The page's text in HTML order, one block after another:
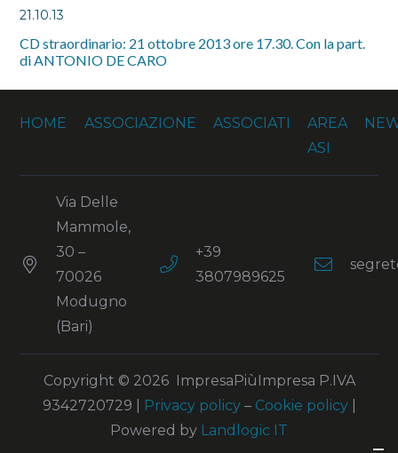
21.10.13
CD straordinario: 21 ottobre 2013 ore 17.30. Con la part.
di ANTONIO DE CARO
HOME ASSOCIAZIONE ASSOCIATI
AREA
ASI
Via Delle
Mammole,
30 –
70026
Modugno
(Bari)
+39
3807989625
Copyright © 2026 ImpresaPiùImpresa P.IVA
9342720729 |
Privacy policy– Cookie policy|
Powered by Landlogic IT